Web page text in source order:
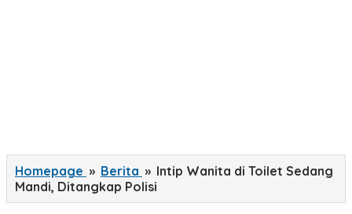
Homepage » Berita » Intip Wanita di Toilet Sedang
Mandi, Ditangkap Polisi